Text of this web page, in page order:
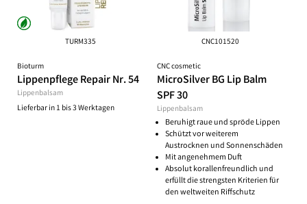
TURM335
Bioturm
Lippenpflege Repair Nr. 54
Lippenbalsam
Lieferbar in 1 bis 3 Werktagen
CNC101520
CNC cosmetic
MicroSilver BG Lip Balm
SPF 30
Lippenbalsam
Beruhigt raue und spröde Lippen
Schützt vor weiterem
Austrocknen und Sonnenschäden
Mit angenehmem Duft
Absolut korallenfreundlich und
erfüllt die strengsten Kriterien für
den weltweiten Riffschutz